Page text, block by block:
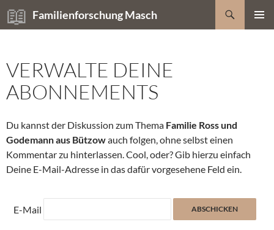
Zum
Inhalt
Familienforschung Masch
Suchen
VERWALTE DEINE
ABONNEMENTS
Du kannst der Diskussion zum Thema Familie Ross und
Godemann aus Bützowauch folgen, ohne selbst einen
Kommentar zu hinterlassen. Cool, oder? Gib hierzu einfach
Deine E-Mail-Adresse in das dafür vorgesehene Feld ein.
E-Mail